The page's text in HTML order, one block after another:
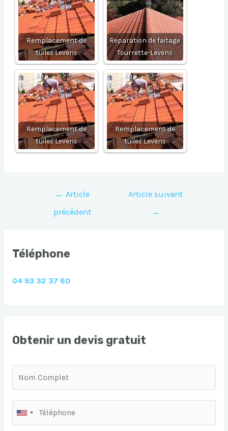
Remplacement de
tuiles Levens
Reparation de faitage
Tourrette-Levens
Remplacement de
tuiles Levens
Remplacement de
tuiles Levens
Navigation
l’article
← Article
précédent
Article suivant
→
Téléphone
04 93 32 37 60
Obtenir un devis gratuit